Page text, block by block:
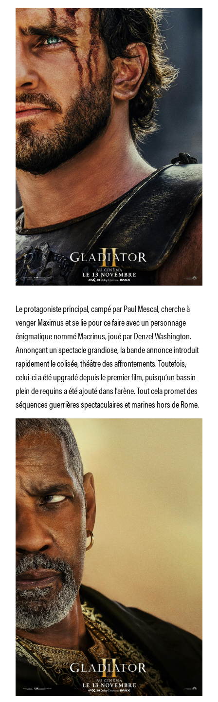
Le protagoniste principal, campé par Paul Mescal, cherche à
venger Maximus et se lie pour ce faire avec un personnage
énigmatique nommé Macrinus, joué par Denzel Washington.
Annonçant un spectacle grandiose, la bande annonce introduit
rapidement le colisée, théâtre des affrontements. Toutefois,
celui-ci a été upgradé depuis le premier film, puisqu’un bassin
plein de requins a été ajouté dans l’arène. Tout cela promet des
séquences guerrières spectaculaires et marines hors de Rome.